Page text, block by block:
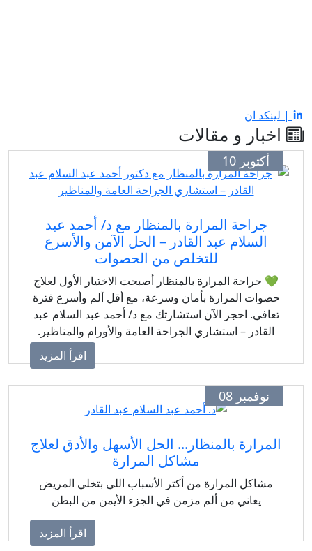
| لينكد ان
اخبار و مقالات
أكتوبر 10
جراحة المرارة بالمنظار مع د/ أحمد عبد
السلام عبد القادر – الحل الآمن والأسرع
للتخلص من الحصوات
💚 جراحة المرارة بالمنظار أصبحت الاختيار الأول لعلاج
حصوات المرارة بأمان وسرعة، مع أقل ألم وأسرع فترة
تعافي. احجز الآن استشارتك مع د/ أحمد عبد السلام عبد
القادر – استشاري الجراحة العامة والأورام والمناظير.
اقرأ المزيد
نوفمبر 08
المرارة بالمنظار... الحل الأسهل والأدق لعلاج
مشاكل المرارة
مشاكل المرارة من أكتر الأسباب اللي بتخلي المريض
يعاني من ألم مزمن في الجزء الأيمن من البطن
اقرأ المزيد